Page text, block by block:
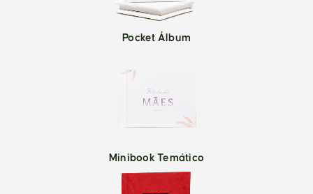
Pocket Álbum
Minibook Temático